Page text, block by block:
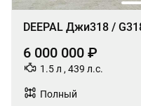
DEEPAL Джи318 /
6 000 000 ₽
1.5 л , 439 л.с.
Полный